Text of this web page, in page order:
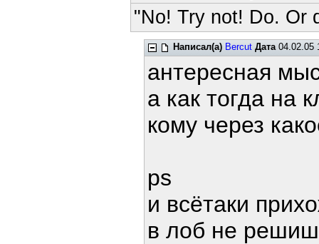
"No! Try not! Do. Or
Написал(а) Bercut Дата04.02.05
антересная
а как тогда на
кому через
ps
и всётаки
в лоб не решиш